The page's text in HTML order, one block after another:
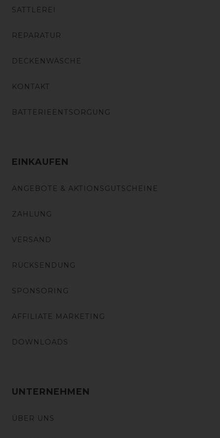
SATTLEREI
REPARATUR
DECKENWÄSCHE
KONTAKT
BATTERIEENTSORGUNG
EINKAUFEN
ANGEBOTE & AKTIONSGUTSCHEINE
ZAHLUNG
VERSAND
RÜCKSENDUNG
SPONSORING
AFFILIATE MARKETING
DOWNLOADS
UNTERNEHMEN
ÜBER UNS